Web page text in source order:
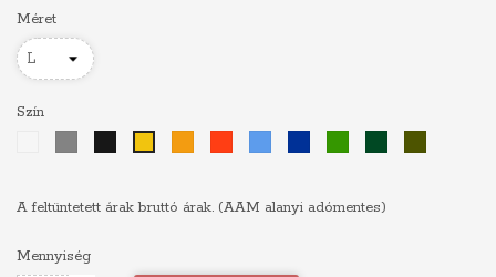
Méret
Szín
A feltüntetett árak bruttó árak. (AAM alanyi adómentes)
Mennyiség